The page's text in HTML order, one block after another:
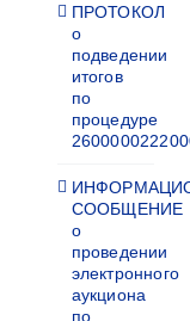
ПРОТОКОЛ
о
подведении
итогов
по
процедуре
СООБЩЕНИЕ
о
проведении
электронного
аукциона
по